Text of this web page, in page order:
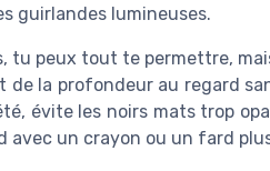
guirlandes lumineuses.
tu peux tout te permettre,
de la profondeur au regard
évite les noirs mats trop
un crayon ou un fard